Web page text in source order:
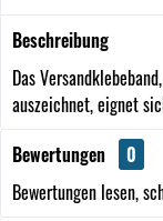
Beschreibung
Das
auszeichnet, eignet
Bewertungen
0
Bewertungen lesen,